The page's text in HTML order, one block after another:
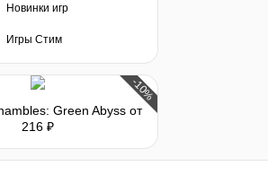
Новинки игр
Игры Стим
-10%
Green Abyss от
216 ₽